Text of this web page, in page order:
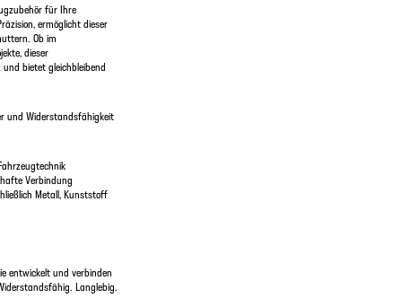
für Ihre
ermöglicht dieser
Ob im
dieser
bietet gleichbleibend
und Widerstandsfähigkeit
Verbindung
Metall, Kunststoff
entwickelt und verbinden
Langlebig.